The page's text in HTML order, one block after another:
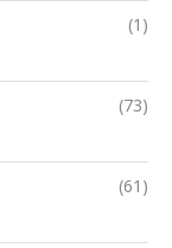
(1)
(73)
(61)